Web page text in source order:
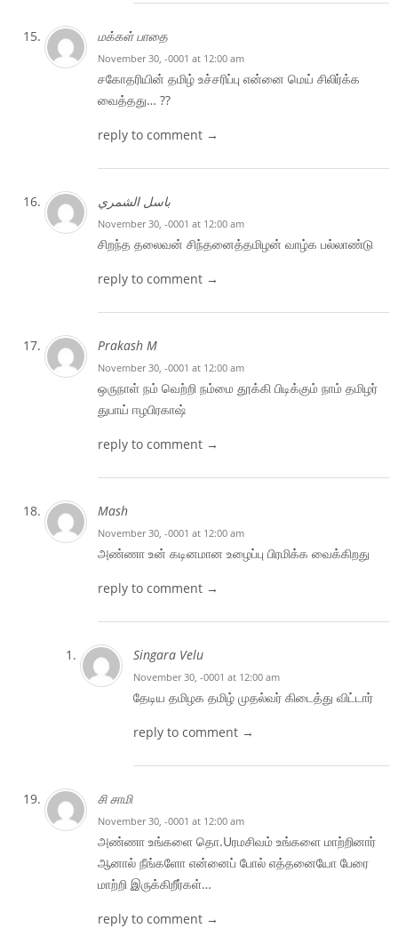
மக்கள் பாதை
November 30, -0001 at 12:00 am
சகோதரியின் தமிழ் உச்சரிப்பு என்னை மெய் சிலிர்க்க
வைத்தது… ??
reply to comment →
باسل الشمري
November 30, -0001 at 12:00 am
சிறந்த தலைவன் சிந்தனைத்தமிழன் வாழ்க பல்லாண்டு
reply to comment →
Prakash M
November 30, -0001 at 12:00 am
ஒருநாள் நம் வெற்றி நம்மை தூக்கி பிடிக்கும் நாம் தமிழர்
துபாய் ஈழபிரகாஷ்
reply to comment →
Mash
November 30, -0001 at 12:00 am
அண்ணா உன் கடினமான உழைப்பு பிரமிக்க வைக்கிறது
reply to comment →
Singara Velu
November 30, -0001 at 12:00 am
தேடிய தமிழக தமிழ் முதல்வர் கிடைத்து விட்டார்
reply to comment →
சி சாமி
November 30, -0001 at 12:00 am
அண்ணா உங்களை தொ.Uரமசிவம் உங்களை மாற்றினார்
ஆனால் நீங்களோ என்னைப் போல் எத்தனையோ பேரை
மாற்றி இருக்கிறீர்கள்…
reply to comment →